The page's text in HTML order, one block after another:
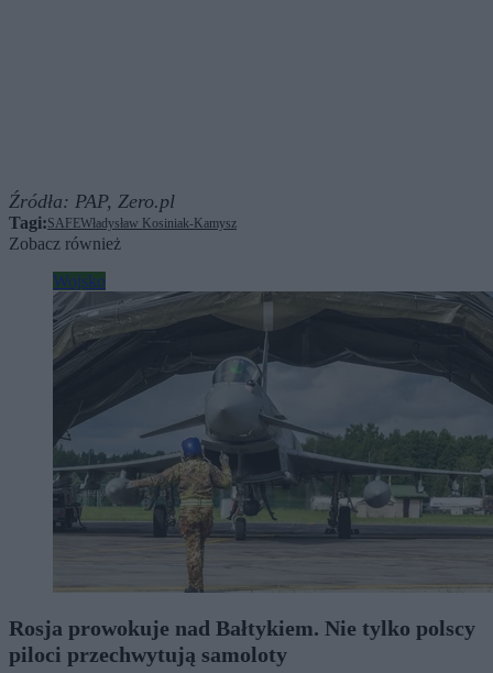
Źródła: PAP, Zero.pl
Tagi:SAFEWładysław Kosiniak-Kamysz
Zobacz również
Wojsko
Rosja prowokuje nad Bałtykiem. Nie tylko polscy
piloci przechwytują samoloty